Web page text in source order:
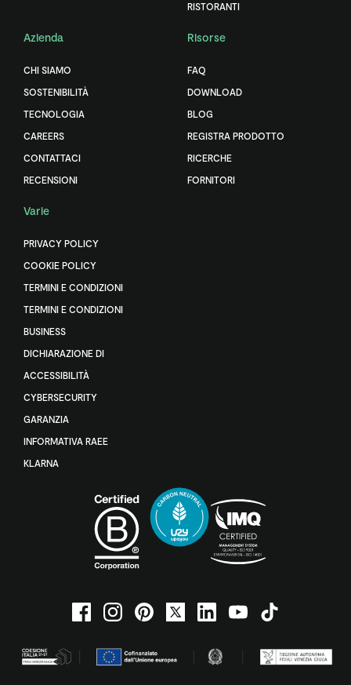
RISTORANTI
Azienda
CHI SIAMO
SOSTENIBILITÀ
TECNOLOGIA
CAREERS
CONTATTACI
RECENSIONI
Risorse
FAQ
DOWNLOAD
BLOG
REGISTRA PRODOTTO
RICERCHE
FORNITORI
Varie
PRIVACY POLICY
COOKIE POLICY
TERMINI E CONDIZIONI
TERMINI E CONDIZIONI
BUSINESS
DICHIARAZIONE DI
ACCESSIBILITÀ
CYBERSECURITY
GARANZIA
INFORMATIVA RAEE
KLARNA